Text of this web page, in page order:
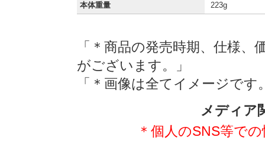
本体重量
223g
「＊商品の発売時期、仕様
がございます。」
「＊画像は全てイメージです
メディア
＊個人のSNS等で